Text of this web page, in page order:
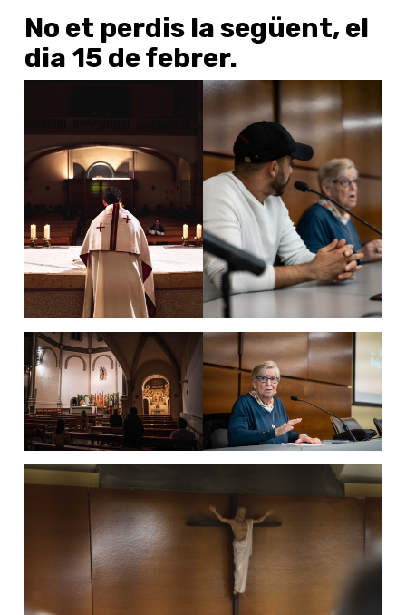
No et perdis la següent, el
dia 15 de febrer.